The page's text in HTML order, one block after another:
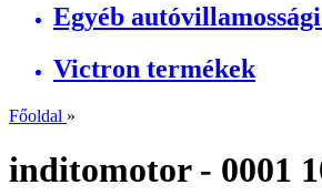
Egyéb
Victron termékek
Főoldal »
inditomotor - 0001